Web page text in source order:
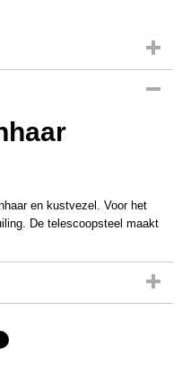
en kustvezel. Voor het
De telescoopsteel maakt